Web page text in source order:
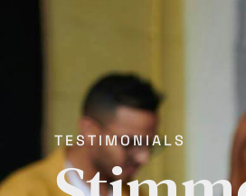
TESTIMONIALS